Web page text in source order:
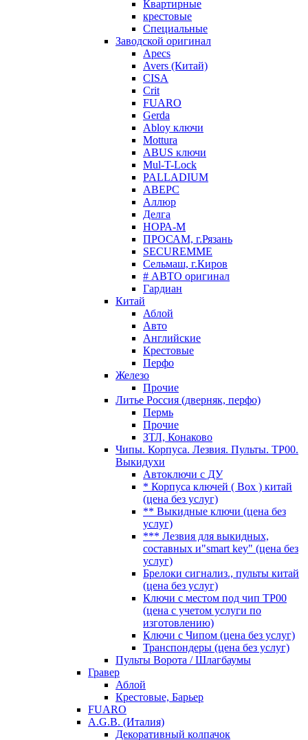
Квартирные
крестовые
Специальные
Заводской оригинал
Apecs
Avers (Китай)
CISA
Crit
FUARO
Gerda
Abloy ключи
Mottura
ABUS ключи
Mul-T-Lock
PALLADIUM
АВЕРС
Аллюр
Делга
НОРА-М
ПРОСАМ, г.Рязань
SECUREMME
Сельмаш, г.Киров
# АВТО оригинал
Гардиан
Китай
Аблой
Авто
Английские
Крестовые
Перфо
Железо
Прочие
Литье Россия (дверняк, перфо)
Пермь
Прочие
ЗТЛ, Конаково
Чипы. Корпуса. Лезвия. Пульты. TP00.
Выкидухи
Автоключи с ДУ
* Корпуса ключей ( Box ) китай
(цена без услуг)
** Выкидные ключи (цена без
услуг)
*** Лезвия для выкидных,
составных и"smart key" (цена без
услуг)
Брелоки сигнализ., пульты китай
(цена без услуг)
Ключи с местом под чип TP00
(цена с учетом услуги по
изготовлению)
Ключи с Чипом (цена без услуг)
Транспондеры (цена без услуг)
Пульты Ворота / Шлагбаумы
Гравер
Аблой
Крестовые, Барьер
FUARO
A.G.B. (Италия)
Декоративный колпачок